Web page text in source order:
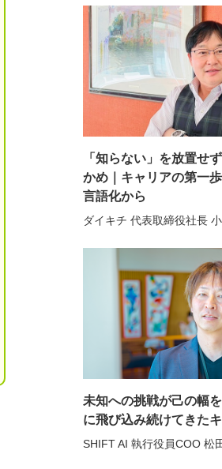
「知らない」を放置せ
かめ｜キャリアの第一
言語化から
ダイキチ 代表取締役社長
未知への挑戦が己の幅
に飛び込み続けてきた
SHIFT AI 執行役員COO 松